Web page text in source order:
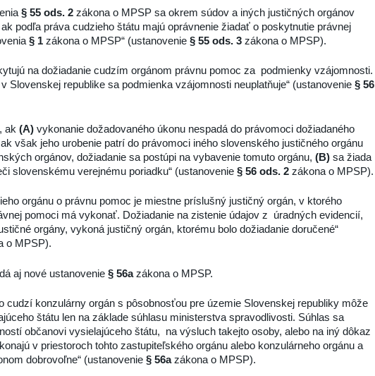
§ 55 ods. 2 zákona o MPSP sa okrem súdov a iných justičných orgánov
podľa práva cudzieho štátu majú oprávnenie žiadať o poskytnutie právnej
§ 1 zákona o MPSP“ (ustanovenie § 55 ods. 3 zákona o MPSP).
na dožiadanie cudzím orgánom právnu pomoc za podmienky vzájomnosti.
Slovenskej republike sa podmienka vzájomnosti neuplatňuje“ (ustanovenie § 56
ak (A) vykonanie dožadovaného úkonu nespadá do právomoci dožiadaného
však jeho urobenie patrí do právomoci iného slovenského justičného orgánu
orgánov, dožiadanie sa postúpi na vybavenie tomuto orgánu, (B) sa žiada
slovenskému verejnému poriadku“ (ustanovenie § 56 ods. 2 zákona o MPSP).
orgánu o právnu pomoc je miestne príslušný justičný orgán, v ktorého
pomoci má vykonať. Dožiadanie na zistenie údajov z úradných evidencií,
orgány, vykoná justičný orgán, ktorému bolo dožiadanie doručené“
o MPSP).
aj nové ustanovenie § 56azákona o MPSP.
cudzí konzulárny orgán s pôsobnosťou pre územie Slovenskej republiky môže
štátu len na základe súhlasu ministerstva spravodlivosti. Súhlas sa
občanovi vysielajúceho štátu, na výsluch takejto osoby, alebo na iný dôkaz
v priestoroch tohto zastupiteľského orgánu alebo konzulárneho orgánu a
dobrovoľne“ (ustanovenie § 56azákona o MPSP).